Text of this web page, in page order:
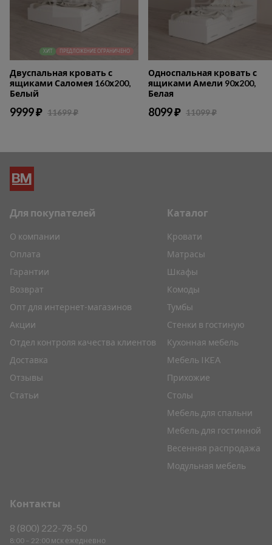
ХИТ ПРЕДЛОЖЕНИЕ ОГРАНИЧЕНО
Двуспальная кровать с
ящиками Саломея 160х200,
Белый
9999 ₽ 11699 ₽
Односпальная кровать с
ящиками Амели 90х200,
Белая
8099 ₽ 11099 ₽
Контакты
8 (800) 222-78-50
8:00 – 22:00 мск ежедневно
Каталог
Кровати
Матрасы
Шкафы
Комоды
Тумбы
Стенки в гостиную
Кухонная мебель
Мебель IKEA
Прихожие
Столы
Мебель для спальни
Мебель для гостинной
Весенняя распродажа
Модульная мебель
Для покупателей
О компании
Оплата
Гарантии
Возврат
Опт для интернет-магазинов
Акции
Отдел контроля качества клиентов
Доставка
Отзывы
Статьи